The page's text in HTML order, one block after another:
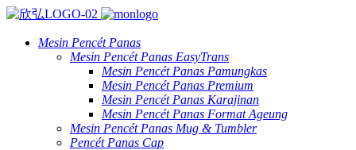
Mesin Pencét Panas
Mesin Pencét Panas EasyTrans
Mesin Pencét Panas Pamungkas
Mesin Pencét Panas Premium
Mesin Pencét Panas Karajinan
Mesin Pencét Panas Format Ageung
Mesin Pencét Panas Mug & Tumbler
Pencét Panas Cap